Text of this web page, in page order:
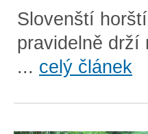
Slovenští
pravidelně drží
... celý článek